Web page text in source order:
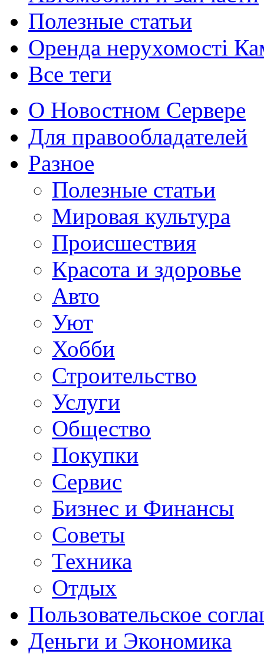
Полезные статьи
Оренда нерухомості
Все теги
О Новостном Сервере
Для правообладателей
Разное
Полезные статьи
Мировая культура
Происшествия
Красота и здоровье
Авто
Уют
Хобби
Строительство
Услуги
Общество
Покупки
Сервис
Бизнес и Финансы
Советы
Техника
Отдых
Пользовательское
Деньги и Экономика